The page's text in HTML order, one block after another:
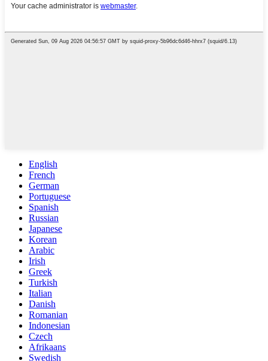
English
French
German
Portuguese
Spanish
Russian
Japanese
Korean
Arabic
Irish
Greek
Turkish
Italian
Danish
Romanian
Indonesian
Czech
Afrikaans
Swedish